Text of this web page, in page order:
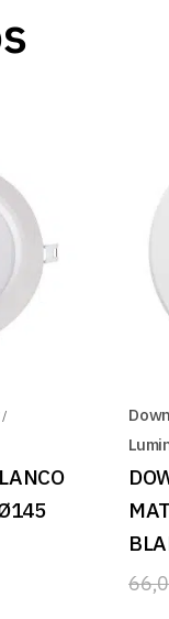
El
El